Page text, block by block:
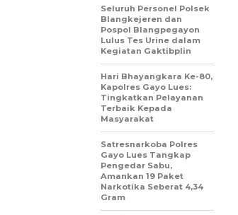
Seluruh Personel Polsek
Blangkejeren dan
Pospol Blangpegayon
Lulus Tes Urine dalam
Kegiatan Gaktibplin
Hari Bhayangkara Ke-80,
Kapolres Gayo Lues:
Tingkatkan Pelayanan
Terbaik Kepada
Masyarakat
Satresnarkoba Polres
Gayo Lues Tangkap
Pengedar Sabu,
Amankan 19 Paket
Narkotika Seberat 4,34
Gram